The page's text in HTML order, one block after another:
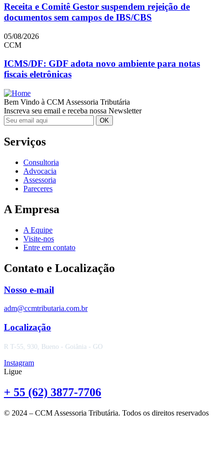
Receita e Comitê Gestor suspendem rejeição de
documentos sem campos de IBS/CBS
05/08/2026
CCM
ICMS/DF: GDF adota novo ambiente para notas
fiscais eletrônicas
Bem Vindo à CCM Assessoria Tributária
Inscreva seu email e receba nossa Newsletter
Serviços
Consultoria
Advocacia
Assessoria
Pareceres
A Empresa
A Equipe
Visite-nos
Entre em contato
Contato e Localização
Nosso e-mail
adm@ccmtributaria.com.br
Localização
R T-55, 930, Bueno - Goiânia - GO
Instagram
Ligue
+ 55 (62) 3877-7706
© 2024 – CCM Assessoria Tributária. Todos os direitos reservados